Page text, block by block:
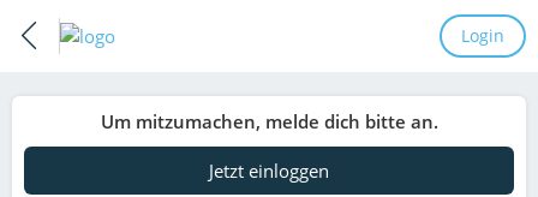
Login
Um mitzumachen, melde dich bitte an.
Jetzt einloggen